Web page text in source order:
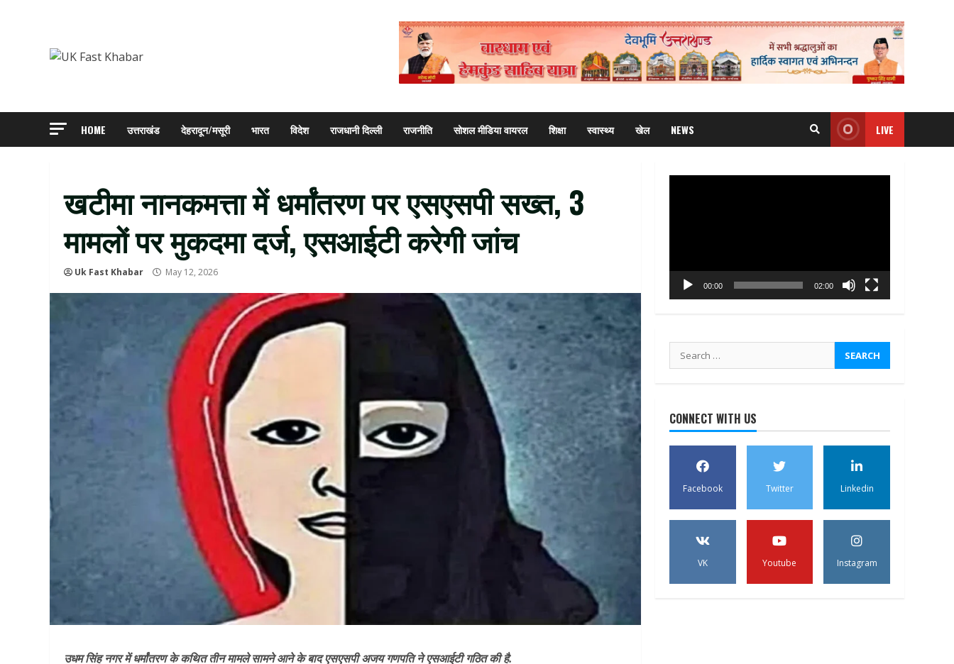
HOME उत्तराखंड देहरादून/मसूरी भारत विदेश राजधानी दिल्ली राजनीति सोशल मीडिया वायरल शिक्षा स्वास्थ्य खेल NEWS LIVE
खटीमा नानकमत्ता में धर्मांतरण पर एसएसपी सख्त, 3
मामलों पर मुकदमा दर्ज, एसआईटी करेगी जांच
Uk Fast Khabar May 12, 2026
उधम सिंह नगर में धर्मांतरण के कथित तीन मामले सामने आने के बाद एसएसपी अजय गणपति ने एसआईटी गठित की है.
00:00 02:00
Search
for:
CONNECT WITH US
Facebook Twitter Linkedin
VK Youtube Instagram